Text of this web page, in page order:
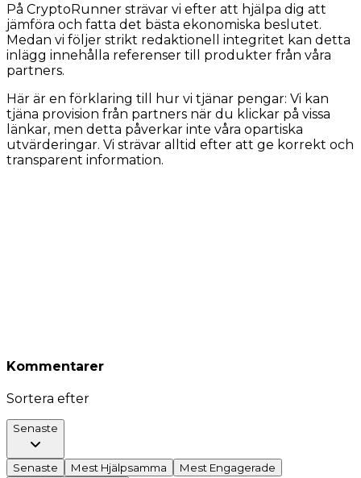
På CryptoRunner strävar vi efter att hjälpa dig att
jämföra och fatta det bästa ekonomiska beslutet.
Medan vi följer strikt redaktionell integritet kan detta
inlägg innehålla referenser till produkter från våra
partners.
Här är en förklaring till hur vi tjänar pengar: Vi kan
tjäna provision från partners när du klickar på vissa
länkar, men detta påverkar inte våra opartiska
utvärderingar. Vi strävar alltid efter att ge korrekt och
transparent information.
Kommentarer
Sortera efter
Senaste
Senaste Mest Hjälpsamma
Mest Engagerade